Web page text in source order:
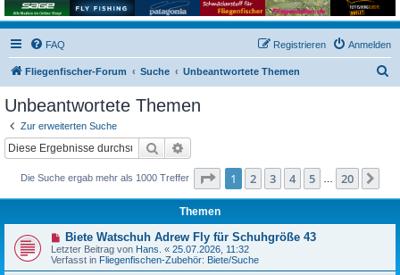
FAQ Anmelden
Registrieren
Fliegenfischer-Forum Suche Unbeantwortete Themen
Unbeantwortete Themen
Zur erweiterten Suche
Suche
Die Suche ergab mehr als 1000 Treffer Seite 1von 20
1 2 3 4 5 20
Themen
N
e
u
e
Biete Watschuh Adrew Fly für Schuhgröße 43
Letzter Beitrag von Hans. « 25.07.2026, 11:32
Verfasst in Fliegenfischen-Zubehör: Biete/Suche